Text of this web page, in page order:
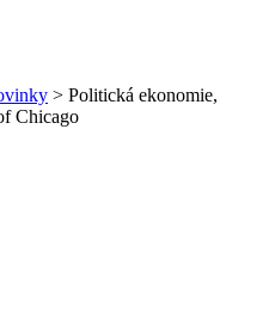
> Politická ekonomie,
Chicago